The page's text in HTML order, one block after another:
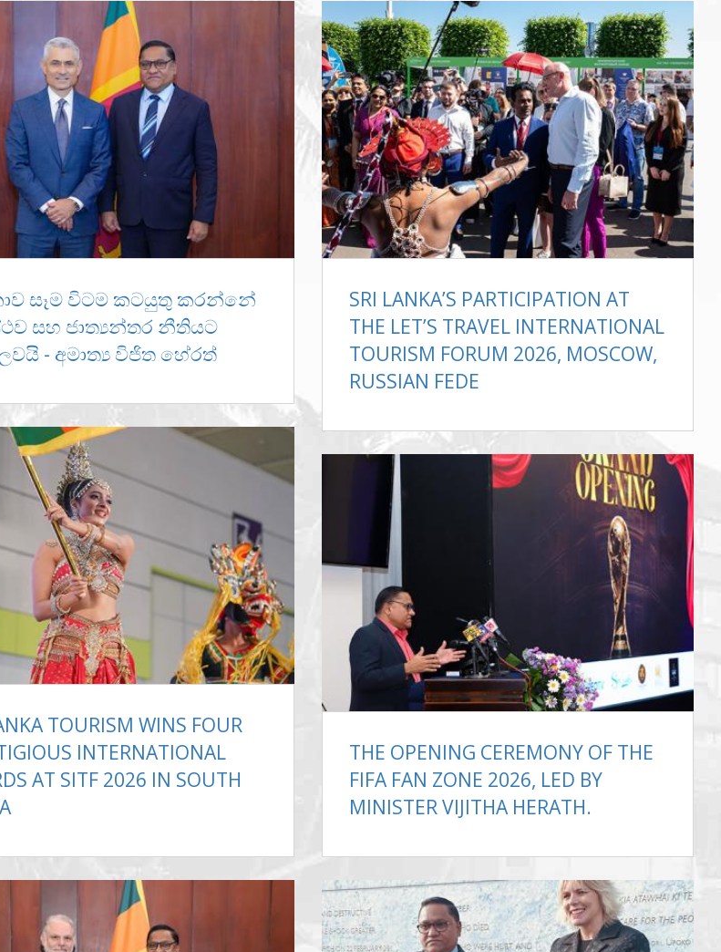
සෑම විටම කටයුතු කරන්නේ
සහ ජාත්‍යන්තර නීතියට
- අමාත්‍ය විජිත හේරත්
SRI LANKA’S PARTICIPATION AT
THE LET’S TRAVEL INTERNATIONAL
TOURISM FORUM 2026, MOSCOW,
RUSSIAN FEDE
TOURISM WINS FOUR
INTERNATIONAL
AT SITF 2026 IN SOUTH
THE OPENING CEREMONY OF THE
FIFA FAN ZONE 2026, LED BY
MINISTER VIJITHA HERATH.